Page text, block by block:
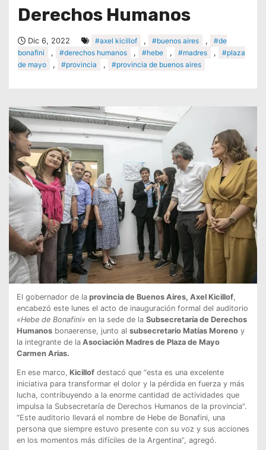
Derechos Humanos
Dic 6, 2022 #axel kicillof , #buenos aires ,
#de
bonafini
, #derechos humanos , #hebe , #madres ,
#plaza
de mayo
, #provincia , #provincia de buenos aires
El gobernador de laprovincia de Buenos Aires, Axel Kicillof,
encabezó este lunes el acto de inauguración formal del auditorio
«Hebe de Bonafini» en la sede de la Subsecretaría de Derechos
Humanosbonaerense, junto al subsecretario Matías Morenoy
la integrante de laAsociación Madres de Plaza de Mayo
Carmen Arias.
En ese marco, Kicillofdestacó que “esta es una excelente
iniciativa para transformar el dolor y la pérdida en fuerza y más
lucha, contribuyendo a la enorme cantidad de actividades que
impulsa la Subsecretaría de Derechos Humanos de la provincia”.
“Este auditorio llevará el nombre de Hebe de Bonafini, una
persona que siempre estuvo presente con su voz y sus acciones
en los momentos más difíciles de la Argentina”, agregó.